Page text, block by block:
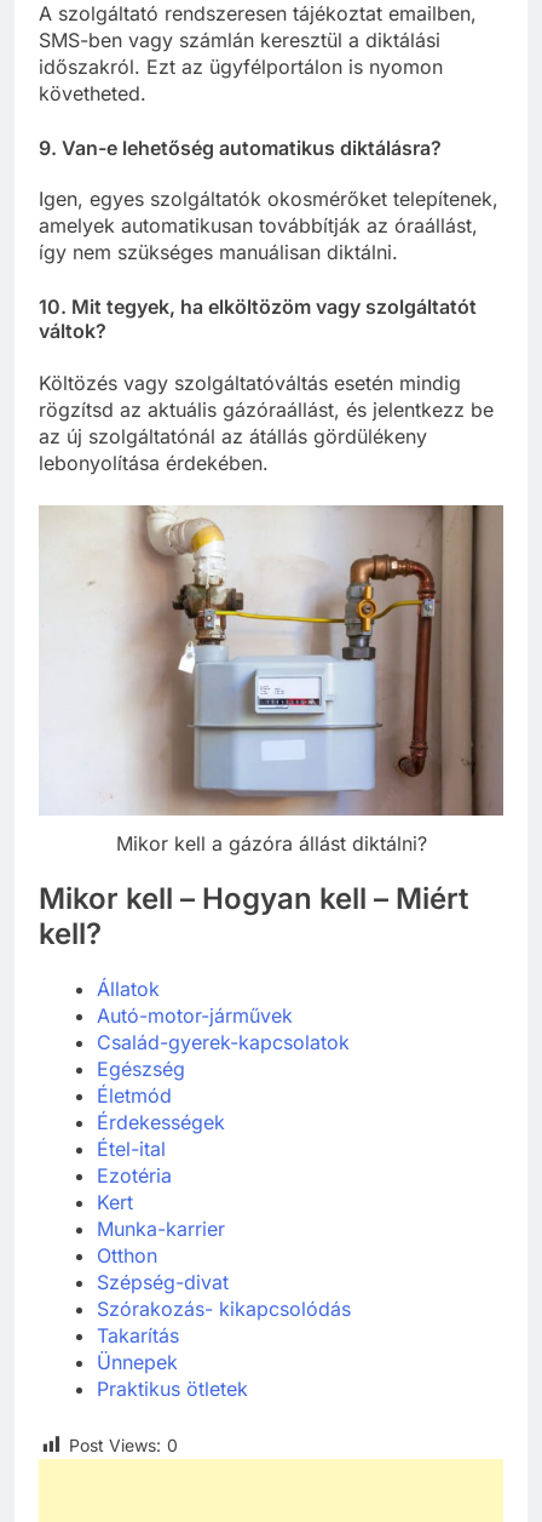
A szolgáltató rendszeresen tájékoztat emailben,
SMS-ben vagy számlán keresztül a diktálási
időszakról. Ezt az ügyfélportálon is nyomon
követheted.
9. Van-e lehetőség automatikus diktálásra?
Igen, egyes szolgáltatók okosmérőket telepítenek,
amelyek automatikusan továbbítják az óraállást,
így nem szükséges manuálisan diktálni.
10. Mit tegyek, ha elköltözöm vagy szolgáltatót
váltok?
Költözés vagy szolgáltatóváltás esetén mindig
rögzítsd az aktuális gázóraállást, és jelentkezz be
az új szolgáltatónál az átállás gördülékeny
lebonyolítása érdekében.
Mikor kell a gázóra állást diktálni?
Mikor kell – Hogyan kell – Miért
kell?
Állatok
Autó-motor-járművek
Család-gyerek-kapcsolatok
Egészség
Életmód
Érdekességek
Étel-ital
Ezotéria
Kert
Munka-karrier
Otthon
Szépség-divat
Szórakozás- kikapcsolódás
Takarítás
Ünnepek
Praktikus ötletek
Post Views: 0